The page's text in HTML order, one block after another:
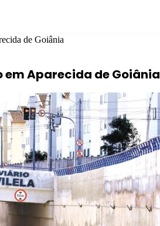
de Goiânia
Aparecida de Goiânia